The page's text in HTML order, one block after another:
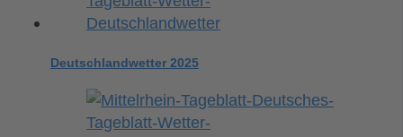
Deutschlandwetter 2025